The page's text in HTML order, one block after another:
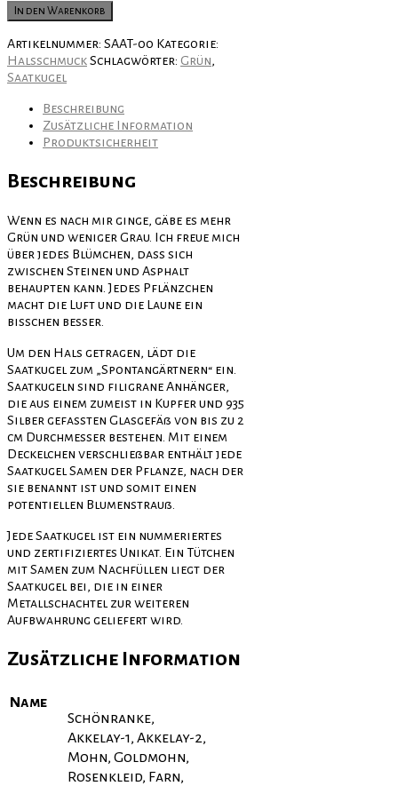
Saatkugel
Menge
In den Warenkorb
Artikelnummer: SAAT-00 Kategorie:
HalsschmuckSchlagwörter: Grün,
Saatkugel
Beschreibung
Zusätzliche Information
Produktsicherheit
Beschreibung
Wenn es nach mir ginge, gäbe es mehr
Grün und weniger Grau. Ich freue mich
über jedes Blümchen, dass sich
zwischen Steinen und Asphalt
behaupten kann. Jedes Pflänzchen
macht die Luft und die Laune ein
bisschen besser.
Um den Hals getragen, lädt die
Saatkugel zum „Spontangärtnern“ ein.
Saatkugeln sind filigrane Anhänger,
die aus einem zumeist in Kupfer und 935
Silber gefassten Glasgefäß von bis zu 2
cm Durchmesser bestehen. Mit einem
Deckelchen verschließbar enthält jede
Saatkugel Samen der Pflanze, nach der
sie benannt ist und somit einen
potentiellen Blumenstrauß.
Jede Saatkugel ist ein nummeriertes
und zertifiziertes Unikat. Ein Tütchen
mit Samen zum Nachfüllen liegt der
Saatkugel bei, die in einer
Metallschachtel zur weiteren
Aufbwahrung geliefert wird.
Zusätzliche Information
Name
Schönranke,
Akkelay-1, Akkelay-2,
Mohn, Goldmohn,
Rosenkleid, Farn,